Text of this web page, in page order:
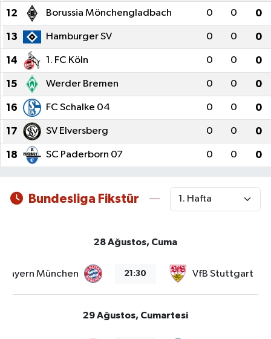
12 Borussia Mönchengladbach 0 0 0
13 Hamburger SV 0 0 0
14 1. FC Köln 0 0 0
15 Werder Bremen 0 0 0
16 FC Schalke 04 0 0 0
17 SV Elversberg 0 0 0
18 SC Paderborn 07 0 0 0
Bundesliga Fikstür
28 Ağustos, Cuma
Bayern München 21:30 VfB Stuttgart
29 Ağustos, Cumartesi